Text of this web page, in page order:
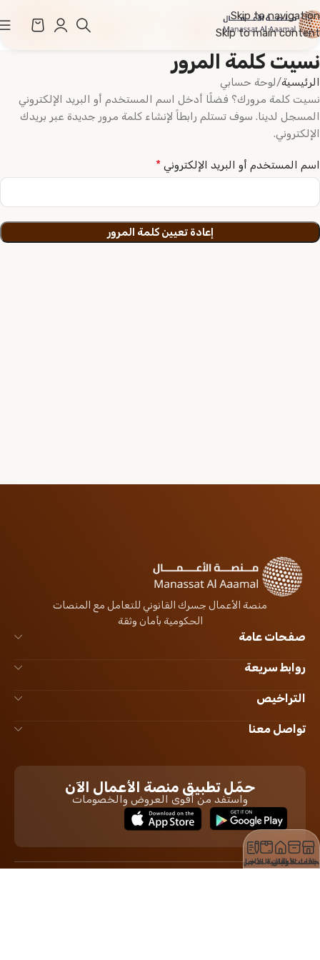
Skip to navigation
Skip to main content
نسيت كلمة المرور
الرئيسية لوحة حسابي
نسيت كلمة مرورك؟ فضلًا أدخل اسم المستخدم أو البريد الإلكتروني
المسجل لدينا. سوف تستلم رابطاً لإنشاء كلمة مرور جديدة عبر بريدك
الإلكتروني.
اسم المستخدم أو البريد الإلكتروني *
إعادة تعيين كلمة المرور
منصة الأعمال جسرك القانوني للتعامل مع المنصات
الحكومية بأمان وثقة
صفحات عامة
روابط سريعة
التراخيص
تواصل معنا
حمّل تطبيق منصة الأعمال الآن
واستفد من أقوى العروض والخصومات
باقات الأعمال
الرئيسية
باقات المتاجر
الأخبار